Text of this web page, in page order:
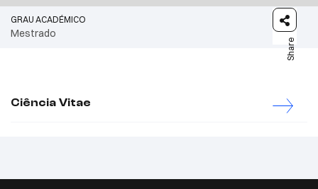
GRAU ACADÉMICO
Mestrado
Share
Ciência Vitae